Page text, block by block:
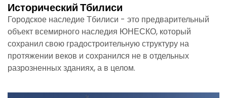
Исторический Тбилиси
Городское наследие Тбилиси - это предварительный
объект всемирного наследия ЮНЕСКО, который
сохранил свою градостроительную структуру на
протяжении веков и сохранился не в отдельных
разрозненных зданиях, а в целом.